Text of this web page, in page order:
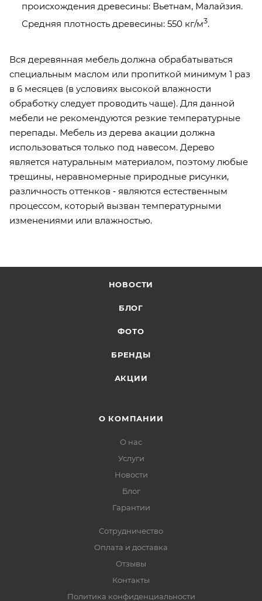
происхождения древесины: Вьетнам, Малайзия.
Средняя плотность древесины: 550 кг/м3.
Вся деревянная мебель должна обрабатываться
специальным маслом или пропиткой минимум 1 раз
в 6 месяцев (в условиях высокой влажности
обработку следует проводить чаще). Для данной
мебели не рекомендуются резкие температурные
перепады. Мебель из дерева акации должна
использоваться только под навесом. Дерево
является натуральным материалом, поэтому любые
трещины, неравномерные природные рисунки,
различность оттенков ‐ являются естественным
процессом, который вызван температурными
изменениями или влажностью.
НОВОСТИ
БЛОГ
ФОТО
БРЕНДЫ
АКЦИИ
О КОМПАНИИ
О нас
Услуги
Новости
Блог
Гарантии
Сотрудничество
Оплата и доставка
Отзывы
Контакты
Политика конфиденциальности